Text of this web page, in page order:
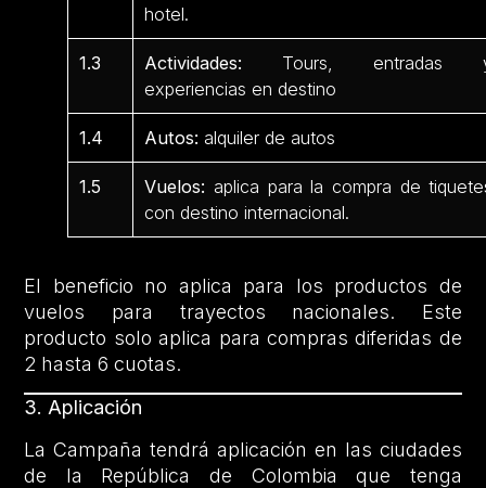
hotel.
1.3 Actividades: Tours, entradas
experiencias en destino
1.4 Autos: alquiler de autos
1.5 Vuelos: aplica para la compra de
con destino internacional.
El beneficio no aplica para los productos de
vuelos para trayectos nacionales. Este
producto solo aplica para compras diferidas de
2 hasta 6 cuotas.
3. Aplicación
La Campaña tendrá aplicación en las ciudades
de la República de Colombia que tenga